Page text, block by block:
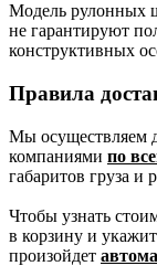
Модель рулонных
не гарантируют
конструктивных
Правила
Мы осуществляем
компаниями по
габаритов груза и
Чтобы узнать
в корзину и
произойдет